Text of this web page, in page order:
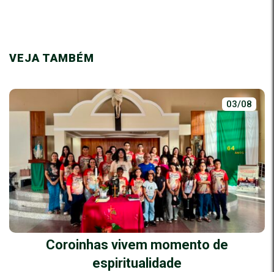
VEJA TAMBÉM
03/08
Coroinhas vivem momento de
espiritualidade